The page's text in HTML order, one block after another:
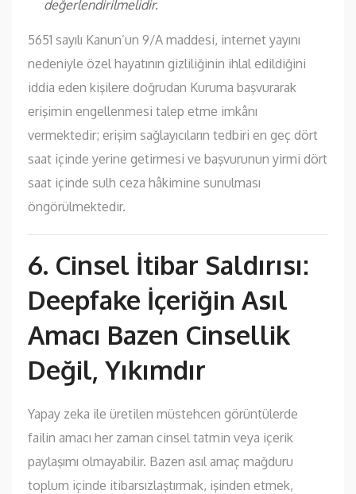
değerlendirilmelidir.
5651 sayılı Kanun’un 9/A maddesi, internet yayını
nedeniyle özel hayatının gizliliğinin ihlal edildiğini
iddia eden kişilere doğrudan Kuruma başvurarak
erişimin engellenmesi talep etme imkânı
vermektedir; erişim sağlayıcıların tedbiri en geç dört
saat içinde yerine getirmesi ve başvurunun yirmi dört
saat içinde sulh ceza hâkimine sunulması
öngörülmektedir.
6. Cinsel İtibar Saldırısı:
Deepfake İçeriğin Asıl
Amacı Bazen Cinsellik
Değil, Yıkımdır
Yapay zeka ile üretilen müstehcen görüntülerde
failin amacı her zaman cinsel tatmin veya içerik
paylaşımı olmayabilir. Bazen asıl amaç mağduru
toplum içinde itibarsızlaştırmak, işinden etmek,